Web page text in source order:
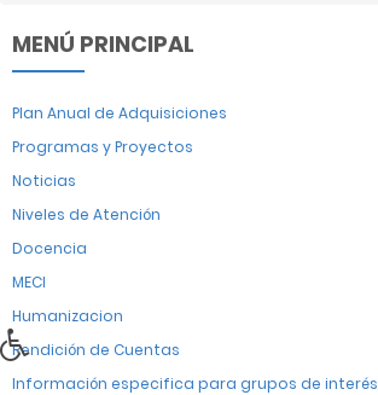
MENÚ PRINCIPAL
Plan Anual de Adquisiciones
Programas y Proyectos
Noticias
Niveles de Atención
Docencia
MECI
Humanizacion
Rendición de Cuentas
Información especifica para grupos de interés